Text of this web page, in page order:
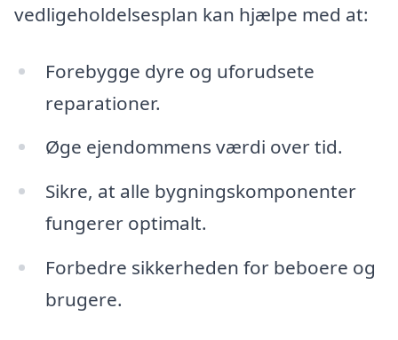
vedligeholdelsesplan kan hjælpe med at:
Forebygge dyre og uforudsete
reparationer.
Øge ejendommens værdi over tid.
Sikre, at alle bygningskomponenter
fungerer optimalt.
Forbedre sikkerheden for beboere og
brugere.